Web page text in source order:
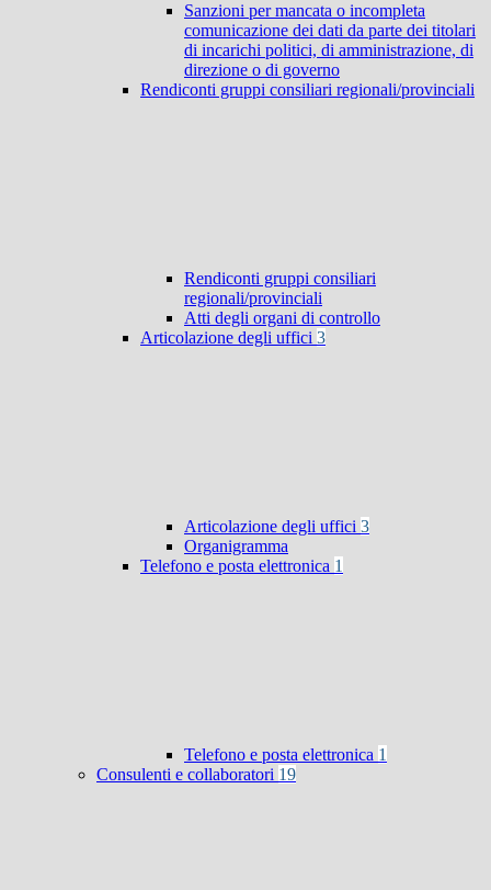
Sanzioni per mancata o incompleta
comunicazione dei dati da parte dei titolari
di incarichi politici, di amministrazione, di
direzione o di governo
Rendiconti gruppi consiliari regionali/provinciali
Rendiconti gruppi consiliari
regionali/provinciali
Atti degli organi di controllo
Articolazione degli uffici 3
Articolazione degli uffici 3
Organigramma
Telefono e posta elettronica 1
Telefono e posta elettronica 1
Consulenti e collaboratori 19